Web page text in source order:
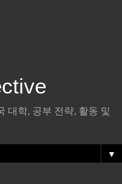
대학, 공부 전략, 활동 및
▼